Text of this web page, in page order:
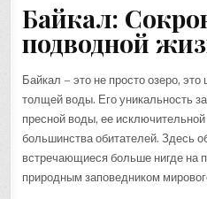
Байкал:
подводной
Байкал – это не просто озеро,
толщей воды. Его уникальность
пресной воды, ее
большинства обитателей. Здесь
встречающиеся больше нигде на
природным заповедником